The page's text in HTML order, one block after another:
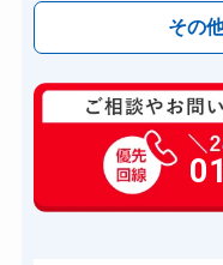
その
玄関カギ修理
玄関カギ交換
バイクカギ作成